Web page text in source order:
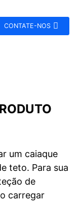
CONTATE-NOS
um caiaque
teto. Para sua
de
carregar